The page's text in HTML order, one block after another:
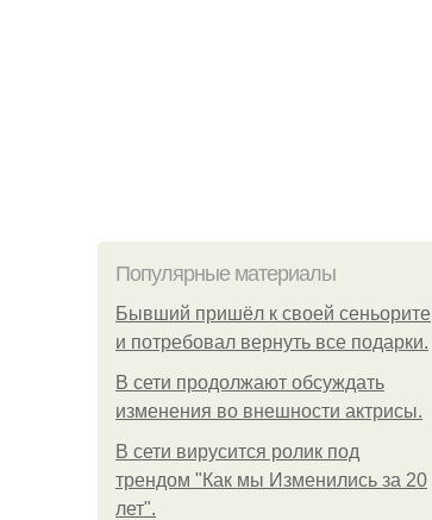
Популярные материалы
Бывший пришёл к своей сеньорите
и потребовал вернуть все подарки.
В сети продолжают обсуждать
изменения во внешности актрисы.
В сети вирусится ролик под
трендом "Как мы Изменились за 20
лет".